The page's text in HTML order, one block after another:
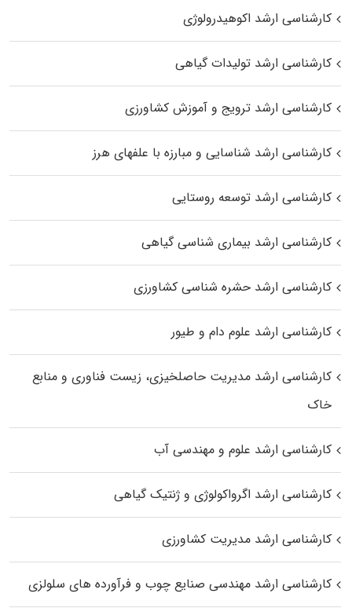
کارشناسی ارشد اکوهیدرولوژی
کارشناسی ارشد تولیدات گیاهی
کارشناسی ارشد ترویج و آموزش کشاورزی
کارشناسی ارشد شناسایی و مبارزه با علفهای هرز
کارشناسی ارشد توسعه روستایی
کارشناسی ارشد بیماری‌ شناسی گیاهی
کارشناسی ارشد حشره‌ شناسی کشاورزی
کارشناسی ارشد علوم دام و طیور
کارشناسی ارشد مدیریت حاصلخیزی، زیست فناوری و منابع
خاک
کارشناسی ارشد علوم و مهندسی آب
کارشناسی ارشد اگرواکولوژی و ژنتیک گیاهی
کارشناسی ارشد مدیریت کشاورزی
کارشناسی ارشد مهندسی صنایع چوب و فرآورده‌ های سلولزی